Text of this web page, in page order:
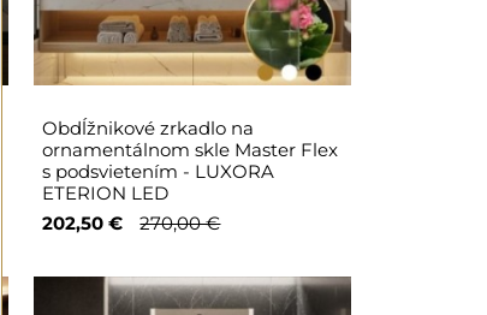
Obdĺžnikové zrkadlo na
ornamentálnom skle Master Flex
s podsvietením - LUXORA
ETERION LED
202,50 €
270,00 €